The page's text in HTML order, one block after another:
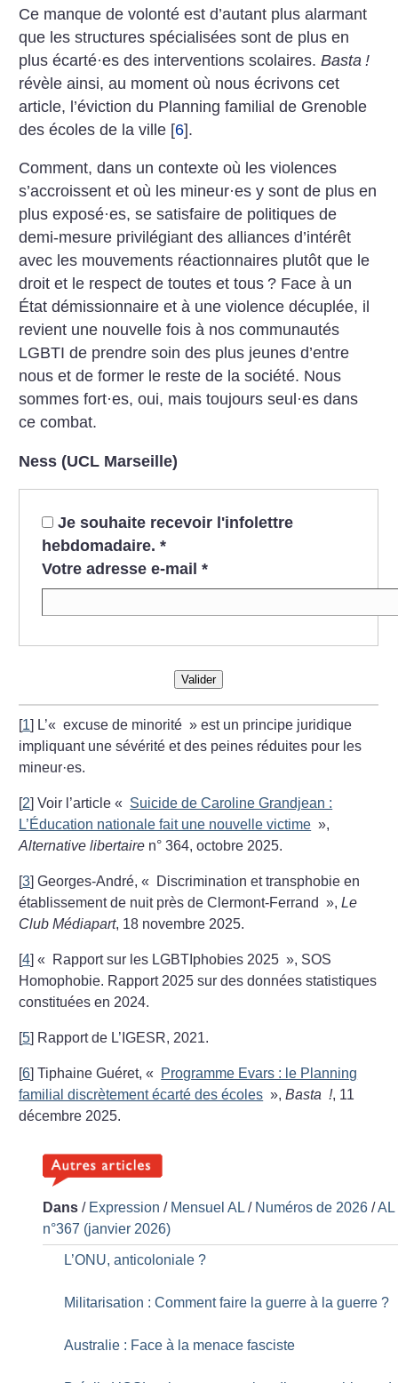
Ce manque de volonté est d’autant plus alarmant
que les structures spécialisées sont de plus en
plus écarté·es des interventions scolaires.Basta !
révèle ainsi, au moment où nous écrivons cet
article, l’éviction du Planning familial de Grenoble
des écoles de la ville [6].
Comment, dans un contexte où les violences
s’accroissent et où les mineur·es y sont de plus en
plus exposé·es, se satisfaire de politiques de
demi-mesure privilégiant des alliances d’intérêt
avec les mouvements réactionnaires plutôt que le
droit et le respect de toutes et tous ? Face à un
État démissionnaire et à une violence décuplée, il
revient une nouvelle fois à nos communautés
LGBTI de prendre soin des plus jeunes d’entre
nous et de former le reste de la société. Nous
sommes fort·es, oui, mais toujours seul ·es dans
ce combat.
Ness (UCL Marseille)
Je souhaite recevoir l'infolettre
hebdomadaire. *
Votre adresse e-mail *
Valider
1 L’« excuse de minorité » est un principe juridique
impliquant une sévérité et des peines réduites pour les
mineur·es.
[2 ]Voir l’article « Suicide de Caroline Grandjean :
L’Éducation nationale fait une nouvelle victime »,
Alternative libertaire n° 364, octobre 2025.
[3 ]Georges-André, «
Discrimination et transphobie en
établissement de nuit près de Clermont-Ferrand
»,Le
Club Médiapart, 18 novembre 2025.
[4 ]« Rapport sur les LGBTIphobies 2025 », SOS
Homophobie. Rapport 2025 sur des données statistiques
constituées en 2024.
[5 Rapport de L’IGESR, 2021.
[6 ]Tiphaine Guéret, «
Programme Evars : le Planning
familial discrètement écarté des écoles »,Basta !, 11
décembre 2025.
Dans / Expression / Mensuel AL / Numéros de 2026 /AL
n°367 (janvier 2026)
L’ONU, anticoloniale ?
Militarisation : Comment faire la guerre à la guerre ?
Australie : Face à la menace fasciste